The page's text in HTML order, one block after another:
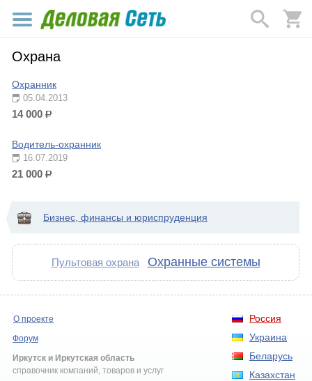
Охрана
Охранник
05.04.2013
14 000 р.
Водитель-охранник
16.07.2019
21 000 р.
Бизнес, финансы и юриспруденция
Пультовая охрана Охранные системы
Россия
Украина
Беларусь
Казахстан
О проекте
Форум
Иркутск и Иркутская область
справочник компаний, товаров и услуг